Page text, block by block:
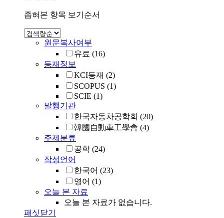
좁혀본 항목 보기순서
원문복사여부
유료 (16)
등재정보
KCI등재 (2)
SCOPUS (1)
SCIE (1)
발행기관
한국자동차공학회 (20)
韓國自動車工學會 (4)
주제분류
공학 (24)
작성언어
한국어 (23)
영어 (1)
오늘 본 자료
오늘 본 자료가 없습니다.
패싯닫기